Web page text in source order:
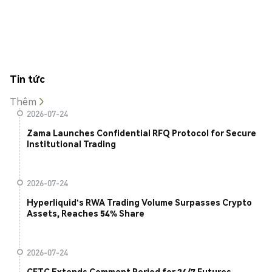
Tin tức
Thêm
2026-07-24
Zama Launches Confidential RFQ Protocol for Secure
Institutional Trading
2026-07-24
Hyperliquid's RWA Trading Volume Surpasses Crypto
Assets, Reaches 54% Share
2026-07-24